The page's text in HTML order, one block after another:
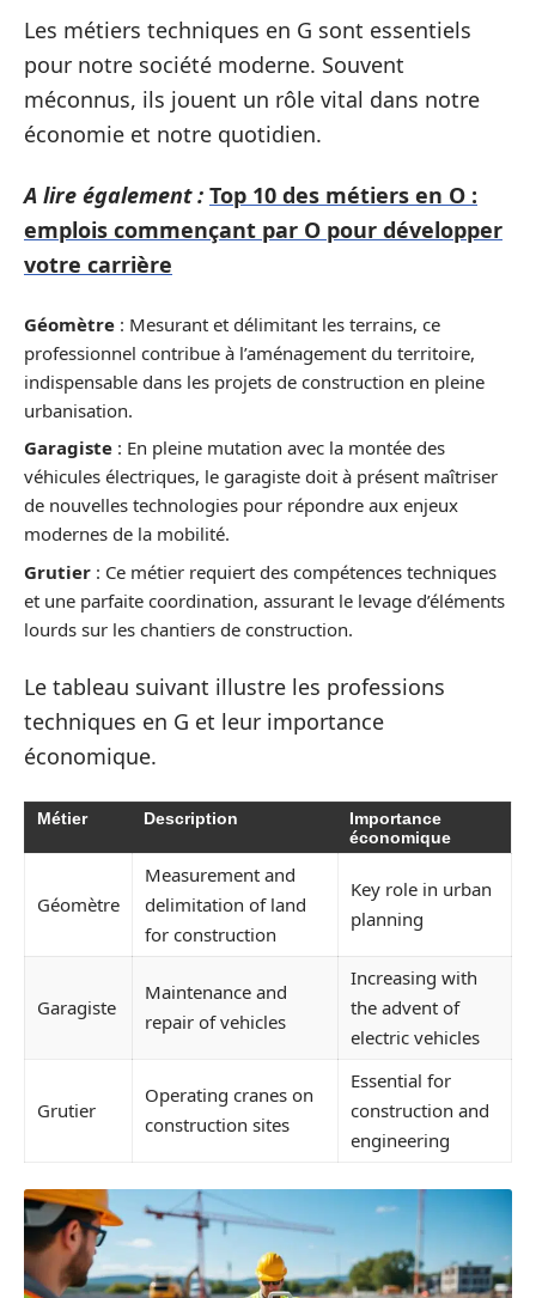
Les métiers techniques en G sont essentiels
pour notre société moderne. Souvent
méconnus, ils jouent un rôle vital dans notre
économie et notre quotidien.
A lire également : Top 10 des métiers en O :
emplois commençant par O pour développer
votre carrière
Géomètre : Mesurant et délimitant les terrains, ce
professionnel contribue à l’aménagement du territoire,
indispensable dans les projets de construction en pleine
urbanisation.
Garagiste : En pleine mutation avec la montée des
véhicules électriques, le garagiste doit à présent maîtriser
de nouvelles technologies pour répondre aux enjeux
modernes de la mobilité.
Grutier : Ce métier requiert des compétences techniques
et une parfaite coordination, assurant le levage d’éléments
lourds sur les chantiers de construction.
Le tableau suivant illustre les professions
techniques en G et leur importance
économique.
Métier Description
Importance
économique
Géomètre
Measurement and
delimitation of land
for construction
Key role in urban
planning
Garagiste
Maintenance and
repair of vehicles
Increasing with
the advent of
electric vehicles
Grutier
Operating cranes on
construction sites
Essential for
construction and
engineering